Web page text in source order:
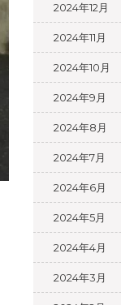
2024年12月
2024年11月
2024年10月
2024年9月
2024年8月
2024年7月
2024年6月
2024年5月
2024年4月
2024年3月